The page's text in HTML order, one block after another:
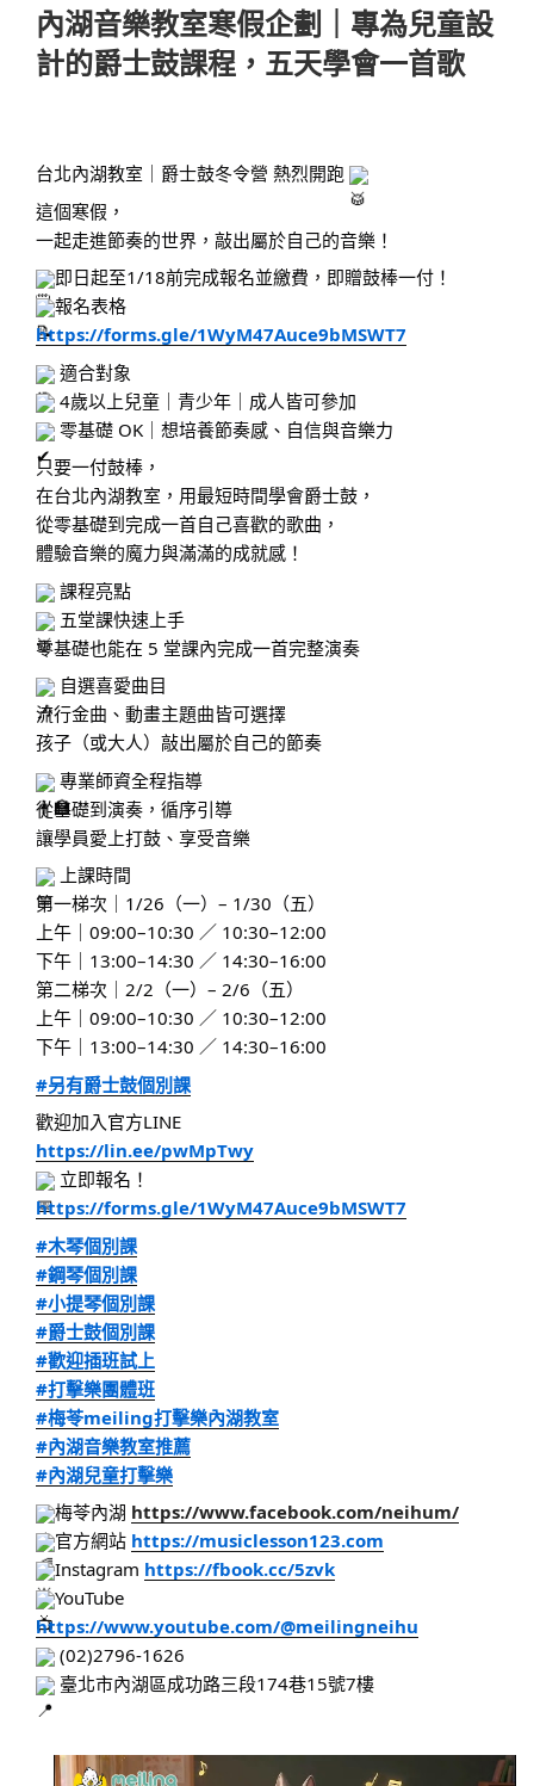
內湖音樂教室寒假企劃｜專為兒童設
計的爵士鼓課程，五天學會一首歌
台北內湖教室｜爵士鼓冬令營 熱烈開跑
這個寒假，
一起走進節奏的世界，敲出屬於自己的音樂！
即日起至1/18前完成報名並繳費，即贈鼓棒一付！
報名表格
https://forms.gle/1WyM47Auce9bMSWT7
適合對象
4歲以上兒童｜青少年｜成人皆可參加
零基礎 OK｜想培養節奏感、自信與音樂力
只要一付鼓棒，
在台北內湖教室，用最短時間學會爵士鼓，
從零基礎到完成一首自己喜歡的歌曲，
體驗音樂的魔力與滿滿的成就感！
課程亮點
五堂課快速上手
零基礎也能在 5 堂課內完成一首完整演奏
自選喜愛曲目
流行金曲、動畫主題曲皆可選擇
孩子（或大人）敲出屬於自己的節奏
專業師資全程指導
從基礎到演奏，循序引導
讓學員愛上打鼓、享受音樂
上課時間
第一梯次｜1/26（一）– 1/30（五）
上午｜09:00–10:30 ／ 10:30–12:00
下午｜13:00–14:30 ／ 14:30–16:00
第二梯次｜2/2（一）– 2/6（五）
上午｜09:00–10:30 ／ 10:30–12:00
下午｜13:00–14:30 ／ 14:30–16:00
#另有爵士鼓個別課
歡迎加入官方LINE
https://lin.ee/pwMpTwy
立即報名！
https://forms.gle/1WyM47Auce9bMSWT7
#木琴個別課
#鋼琴個別課
#小提琴個別課
#爵士鼓個別課
#歡迎插班試上
#打擊樂團體班
#梅苓meiling打擊樂內湖教室
#內湖音樂教室推薦
#內湖兒童打擊樂
梅苓內湖 https://www.facebook.com/neihum/
官方網站 https://musiclesson123.com
Instagram https://fbook.cc/5zvk
YouTube
https://www.youtube.com/@meilingneihu
(02)2796-1626
臺北市內湖區成功路三段174巷15號7樓